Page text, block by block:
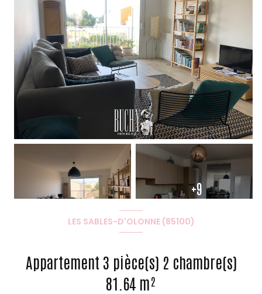
+9
LES SABLES-D'OLONNE (85100)
Appartement 3 pièce(s) 2 chambre(s)
81.64 m²